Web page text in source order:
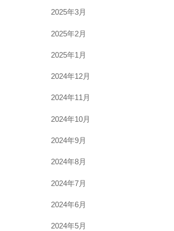
2025年3月
2025年2月
2025年1月
2024年12月
2024年11月
2024年10月
2024年9月
2024年8月
2024年7月
2024年6月
2024年5月